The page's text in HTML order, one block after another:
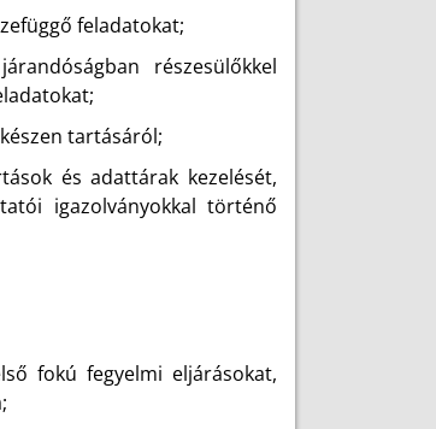
feladatokat;
részesülőkkel
tartásáról;
és adattárak kezelését,
igazolványokkal történő
fokú fegyelmi eljárásokat,